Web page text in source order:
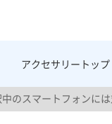
アクセサリー トップ
のスマートフォンには